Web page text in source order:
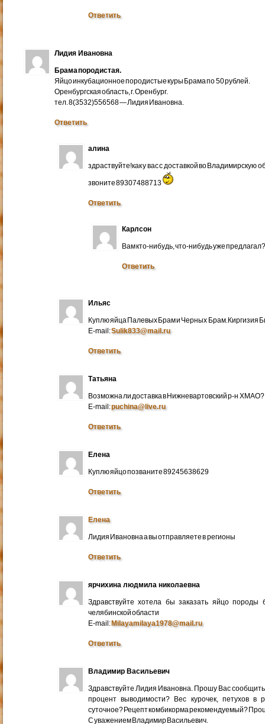
Ответить
Лидия Ивановна
Брама породистая.
Яйцо инкубационное породистые куры Брама по 50 рублей.
Оренбургская область, г. Оренбург.
тел. 8(3532)556568 — Лидия Ивановна.
Ответить
алина
здраствуйте!как у вас с доставкой во Владимирскую
звоните 89307488713
Ответить
Карлсон
Вам кто-нибудь, что-нибудь уже
Ответить
Ильяс
Куплю яйца Палевых Брам и Черных Брам.Киргизия
E-mail:Sulik833@mail.ru
Ответить
Татьяна
Возможна ли доставка в Нижневартовский р-н ХМАО?
E-mail:puchina@live.ru
Ответить
Елена
Куплю яйцо позваните 89245638629
Ответить
Елена
Лидия Ивановна а вы отправляете в регионы
Ответить
ярчихина людмила николаевна
Здравствуйте хотела бы заказать яйцо
челябинской области
E-mail:Milayamilaya1978@mail.ru
Ответить
Владимир Васильевич
Здравствуйте Лидия Ивановна. Прошу Вас
процент выводимости? Вес курочек, петухов в
суточное? Рецепт комбикорма рекомендуемый?
С уважением Владимир Васильевич.